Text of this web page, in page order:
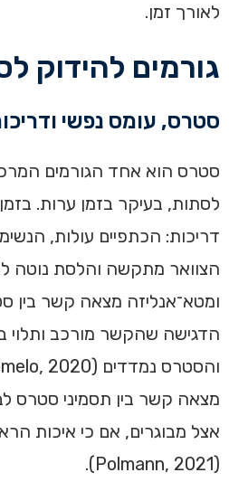
לאורך זמן.
גורמים להידוק
סטרס, עומס נפשי
סטרס הוא אחד הגורמים
לסתות, בעיקר בזמן ערות.
דריכות: הכתפיים עולות,
הצוואר מתקשה והלסת נוטה
ומטא־אנליזה מצאה קשר בין
הדגישה שהקשר מורכב ותלוי
מצאה קשר בין תסמיני סטרס
אצל מבוגרים, אם כי איכות
(Polmann, 2021).